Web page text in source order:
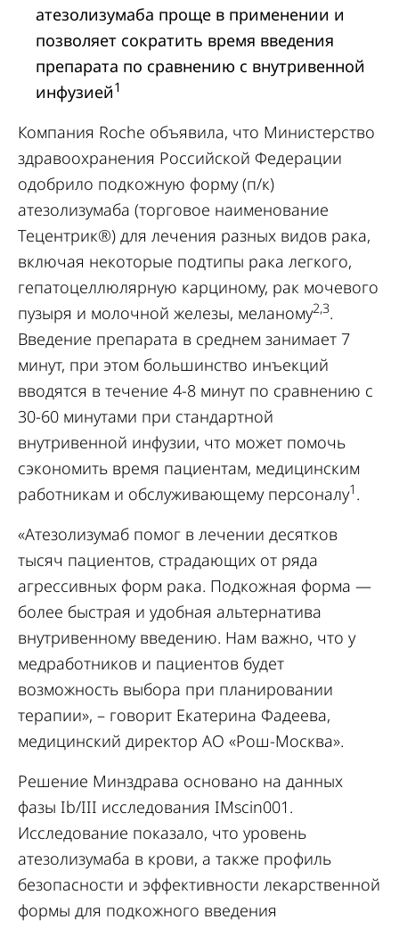
атезолизумаба проще в применении и
позволяет сократить время введения
препарата по сравнению с внутривенной
инфузией1
Компания Roche объявила, что Министерство
здравоохранения Российской Федерации
одобрило подкожную форму (п/к)
атезолизумаба (торговое наименование
Тецентрик®) для лечения разных видов рака,
включая некоторые подтипы рака легкого,
гепатоцеллюлярную карциному, рак мочевого
пузыря и молочной железы, меланому2,3.
Введение препарата в среднем занимает 7
минут, при этом большинство инъекций
вводятся в течение 4-8 минут по сравнению с
30-60 минутами при стандартной
внутривенной инфузии, что может помочь
сэкономить время пациентам, медицинским
работникам и обслуживающему персоналу1 .
«Атезолизумаб помог в лечении десятков
тысяч пациентов, страдающих от ряда
агрессивных форм рака. Подкожная форма —
более быстрая и удобная альтернатива
внутривенному введению. Нам важно, что у
медработников и пациентов будет
возможность выбора при планировании
терапии», – говорит Екатерина Фадеева,
медицинский директор АО «Рош-Москва».
Решение Минздрава основано на данных
фазы Ib/III исследования IMscin001.
Исследование показало, что уровень
атезолизумаба в крови, а также профиль
безопасности и эффективности лекарственной
формы для подкожного введения